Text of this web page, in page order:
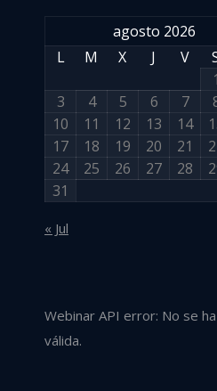
agosto 2026
L
M X J V
1
3
4 5 6 7
10
11 12 13 14
17
18 19 20 21
24
25 26 27 28
31
« Jul
Webinar API error: No se
válida.